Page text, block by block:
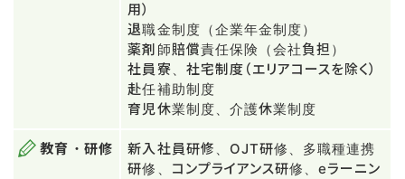
用）
退職金制度（企業年金制度）
薬剤師賠償責任保険（会社負担）
社員寮、社宅制度（エリアコースを除く）
赴任補助制度
育児休業制度、介護休業制度
教育・研修
新入社員研修、OJT研修、多職種連携
研修、コンプライアンス研修、eラーニン